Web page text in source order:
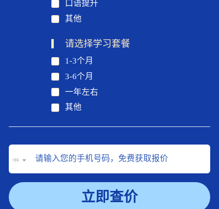
口语提升
其他
请选择学习套餐
1-3个月
3-6个月
一年左右
其他
+86
立即查价